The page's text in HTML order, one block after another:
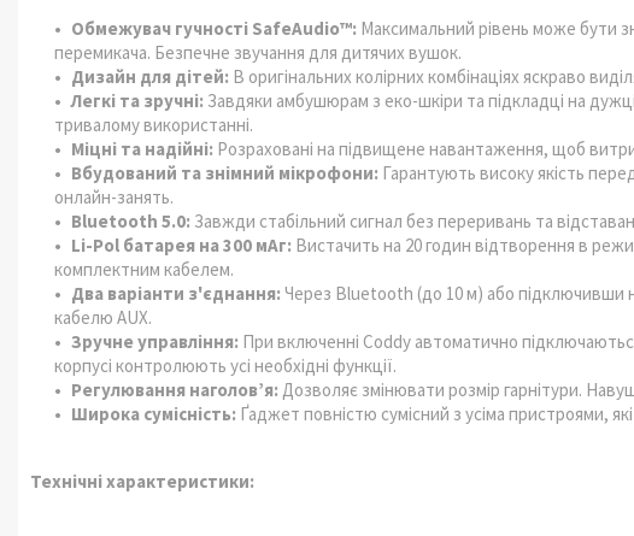
Обмежувач гучності SafeAudio™: Максимальний рівень може бути
перемикача. Безпечне звучання для дитячих вушок.
Дизайн для дітей: В оригінальних колірних комбінаціях яскраво
Легкі та зручні: Завдяки амбушюрам з еко-шкіри та підкладці на
тривалому використанні.
Міцні та надійні: Розраховані на підвищене навантаження, щоб
Вбудований та знімний мікрофони: Гарантують високу якість
онлайн-занять.
Bluetooth 5.0: Завжди стабільний сигнал без переривань та
Li-Pol батарея на 300 мАг: Вистачить на 20 годин відтворення в
комплектним кабелем.
Два варіанти з'єднання: Через Bluetooth (до 10 м) або підключивши
кабелю AUX.
Зручне управління: При включенні Coddy автоматично
корпусі контролюють усі необхідні функції.
Регулювання наголов’я: Дозволяє змінювати розмір гарнітури.
Широка сумісність: Ґаджет повністю сумісний з усіма пристроями,
Технічні характеристики: